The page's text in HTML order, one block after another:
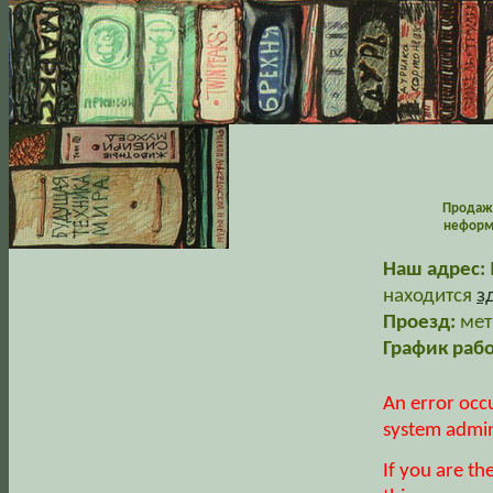
Наш адрес:
находится
Проезд:
График
An error
system
If you are